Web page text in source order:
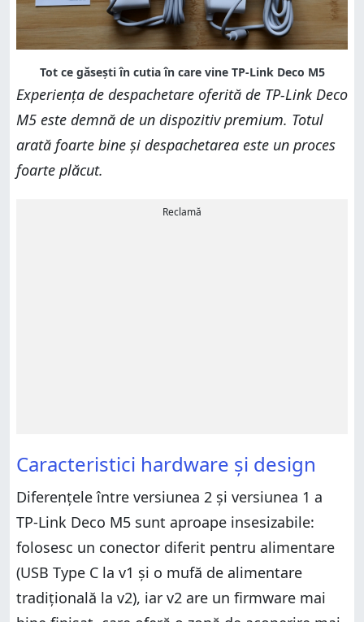
Tot ce găsești în cutia în care vine TP-Link Deco M5
Experiența de despachetare oferită de TP-Link Deco
M5 este demnă de un dispozitiv premium. Totul
arată foarte bine și despachetarea este un proces
foarte plăcut.
Reclamă
Caracteristici hardware și design
Diferențele între versiunea 2 și versiunea 1 a
TP-Link Deco M5 sunt aproape insesizabile:
folosesc un conector diferit pentru alimentare
(USB Type C la v1 și o mufă de alimentare
tradițională la v2), iar v2 are un firmware mai